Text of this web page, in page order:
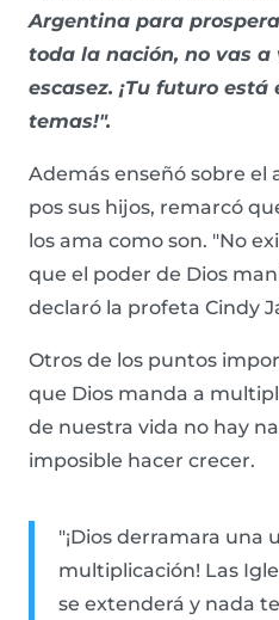
Argentina para
toda la nación, no vas
escasez. ¡Tu futuro está
temas!".
Además enseñó sobre el
pos sus hijos, remarcó
los ama como son. "No
que el poder de Dios
declaró la profeta Cindy
Otros de los puntos
que Dios manda a
de nuestra vida no hay
imposible hacer crecer.
"¡Dios derramara una
multiplicación! Las
se extenderá y nada